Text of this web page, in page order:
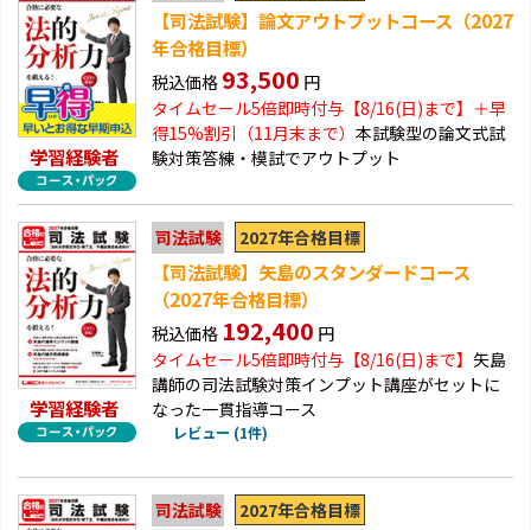
学習経験者
【司法試験】論文アウトプットコース（2027
年合格目標）
税込価格 93,500 円
タイムセール5倍即時付与【8/16(日)まで】＋早
得15%割引（11月末まで） 本試験型の論文式試
験対策答練・模試でアウトプット
学習経験者
司法試験 2027年合格目標
【司法試験】矢島のスタンダードコース
（2027年合格目標）
税込価格 192,400 円
タイムセール5倍即時付与【8/16(日)まで】 矢島
講師の司法試験対策インプット講座がセットに
なった一貫指導コース
レビュー (1件)
司法試験 2027年合格目標